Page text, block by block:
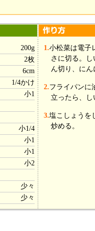
200g
2枚
6cm
1/4かけ
小1
小1/4
小1
小1
小2
少々
少々
1.小松菜は電子
さに切る。
ん切り、に
2.フライパンに
立ったら、
3.塩こしょうを
炒める。